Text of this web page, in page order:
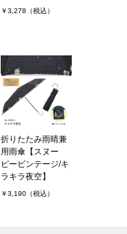
￥3,278（税込）
折りたたみ雨晴兼
用雨傘【スヌー
ピービンテージ/キ
ラキラ夜空】
￥3,190（税込）